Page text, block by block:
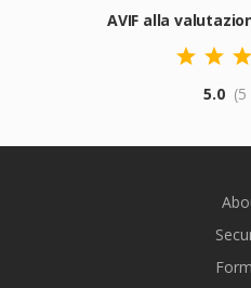
AVIF alla
5.0